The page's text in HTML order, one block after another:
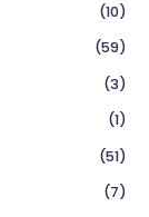
(10)
(59)
(3)
(1)
(51)
(7)